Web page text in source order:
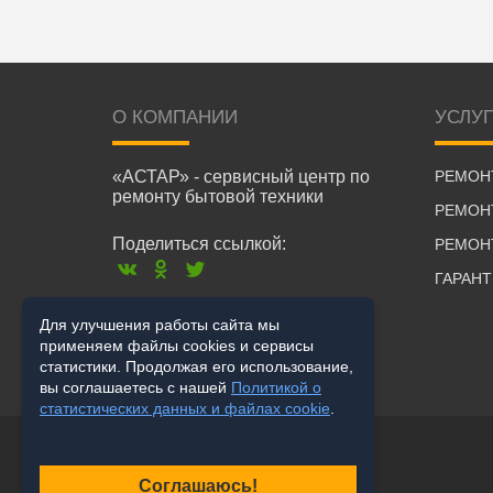
О КОМПАНИИ
«АСТАР» - сервисный центр по
ремонту бытовой техники
Поделиться ссылкой:
Для улучшения работы сайта мы
применяем файлы cookies и сервисы
статистики. Продолжая его использование,
вы соглашаетесь с нашей Политикой о
статистических данных и файлах cookie
Соглашаюсь!